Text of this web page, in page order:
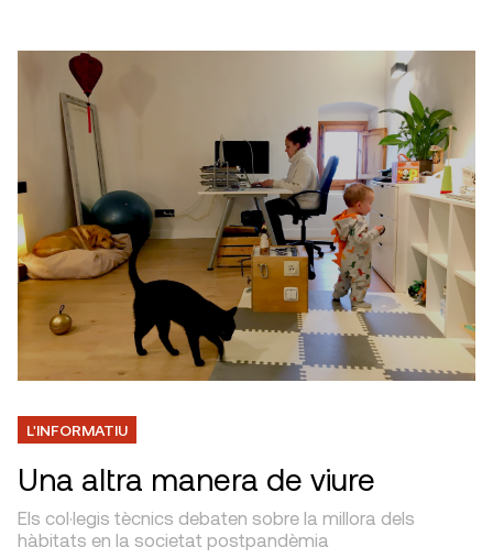
L'INFORMATIU
Una altra manera de viure
Els col·legis tècnics debaten sobre la millora dels
hàbitats en la societat postpandèmia